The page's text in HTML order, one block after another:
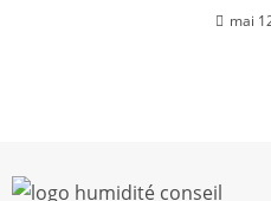
mai